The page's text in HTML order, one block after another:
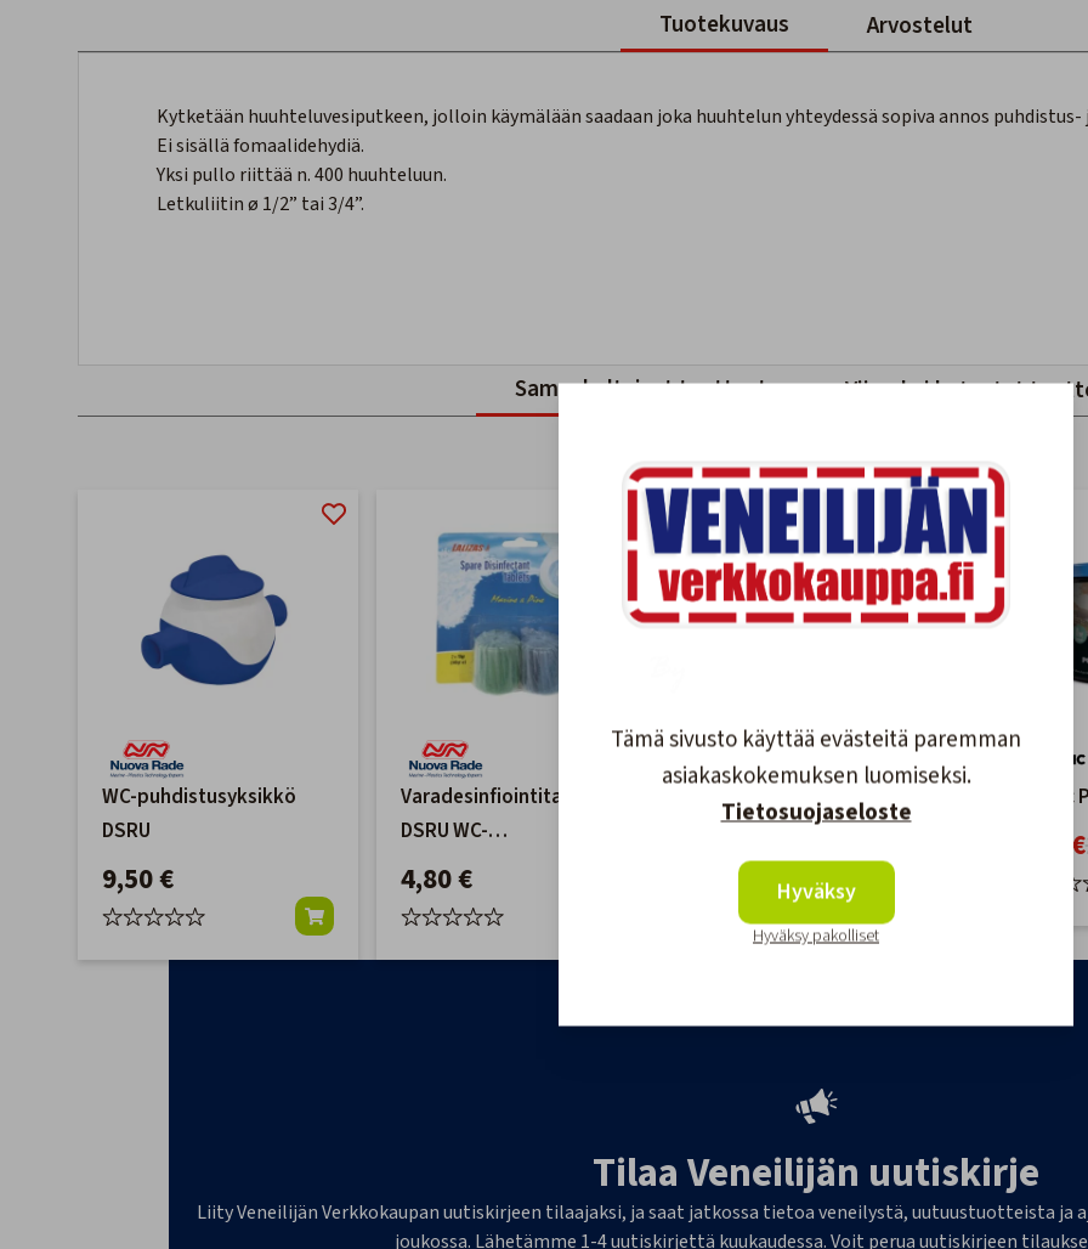
Tuotekuvaus
Arvostelut
Kytketään huuhteluvesiputkeen, jolloin käymälään saadaan joka huuhtelun yhteydessä sopiva annos
Ei sisällä fomaalidehydiä.
Yksi pullo riittää n. 400 huuhteluun.
Letkuliitin ø 1/2” tai 3/4”.
Samankaltaiset tuotteet Viimeksi katsotut
WC-puhdistusyksikkö
DSRU
9,50 €
Varadesinfiointitabletti
DSRU WC-
puhdistusyksikköön
4,80 €
-3%
Septitankin pesuaine 4L
-14%
Dometic
24,90 €
Tilaa Veneilijän uutiskirje
Liity Veneilijän Verkkokaupan uutiskirjeen tilaajaksi, ja saat jatkossa tietoa veneilystä, uutuustuotteista
joukossa. Lähetämme 1-4 uutiskirjettä kuukaudessa. Voit perua uutiskirjeen
Tämä sivusto käyttää evästeitä paremman
asiakaskokemuksen luomiseksi.
Tietosuojaseloste
Hyväksy
Hyväksy pakolliset